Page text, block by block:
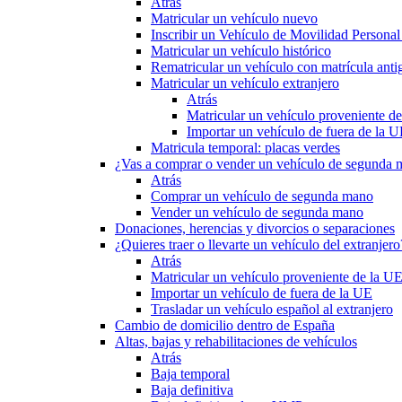
Matricular un vehículo nuevo
Inscribir un Vehículo de Movilidad
Matricular un vehículo histórico
Rematricular un vehículo con matrícula
Matricular un vehículo extranjero
Atrás
Matricular un vehículo proveniente
Importar un vehículo de fuera de la
Matricula temporal: placas verdes
¿Vas a comprar o vender un vehículo de segunda
Atrás
Comprar un vehículo de segunda mano
Vender un vehículo de segunda mano
Donaciones, herencias y divorcios o separaciones
¿Quieres traer o llevarte un vehículo del
Atrás
Matricular un vehículo proveniente de la UE
Importar un vehículo de fuera de la UE
Trasladar un vehículo español al extranjero
Cambio de domicilio dentro de España
Altas, bajas y rehabilitaciones de vehículos
Atrás
Baja temporal
Baja definitiva